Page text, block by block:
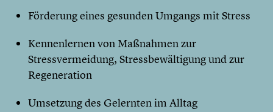
Förderung eines gesunden Umgangs mit Stress
Kennenlernen von Maßnahmen zur
Stressvermeidung, Stressbewältigung und zur
Regeneration
Umsetzung des Gelernten im Alltag